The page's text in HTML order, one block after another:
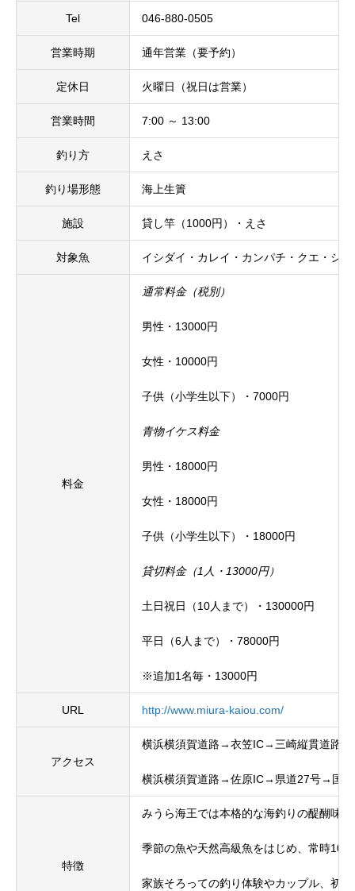
Tel 046-880-0505
営業時期 通年営業（要予約）
定休日 火曜日（祝日は営業）
営業時間 7:00 ～ 13:00
釣り方 えさ
釣り場形態 海上生簀
施設 貸し竿（1000円）・えさ
対象魚 イシダイ・カレイ・カンパチ・クエ・シ
料金
通常料金（税別）
男性・13000円
女性・10000円
子供（小学生以下）・7000円
青物イケス料金
男性・18000円
女性・18000円
子供（小学生以下）・18000円
貸切料金（1人・13000円）
土日祝日（10人まで）・130000円
平日（6人まで）・78000円
※追加1名毎・13000円
URL http://www.miura-kaiou.com/
アクセス
横浜横須賀道路→衣笠IC→三崎縦貫道路
横浜横須賀道路→佐原IC→県道27号→国
特徴
みうら海王では本格的な海釣りの醍醐味
季節の魚や天然高級魚をはじめ、常時
家族そろっての釣り体験やカップル、初